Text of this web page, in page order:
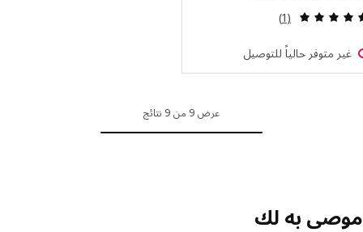
مراجعة: 5 من أصل 5 نجوم. إجمالي المراجعات:
(1)
متوفر حالياً للتوصيل
عرض 9 من 9 نتائج
به لك